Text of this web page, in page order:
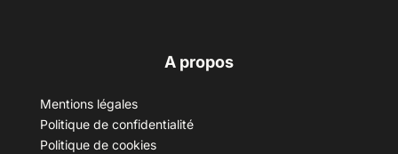
A propos
Mentions légales
Politique de confidentialité
Politique de cookies